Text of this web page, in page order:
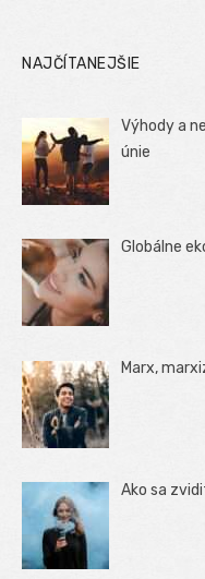
NAJČÍTANEJŠIE
Výhody a
únie
Globálne
Marx,
Ako sa